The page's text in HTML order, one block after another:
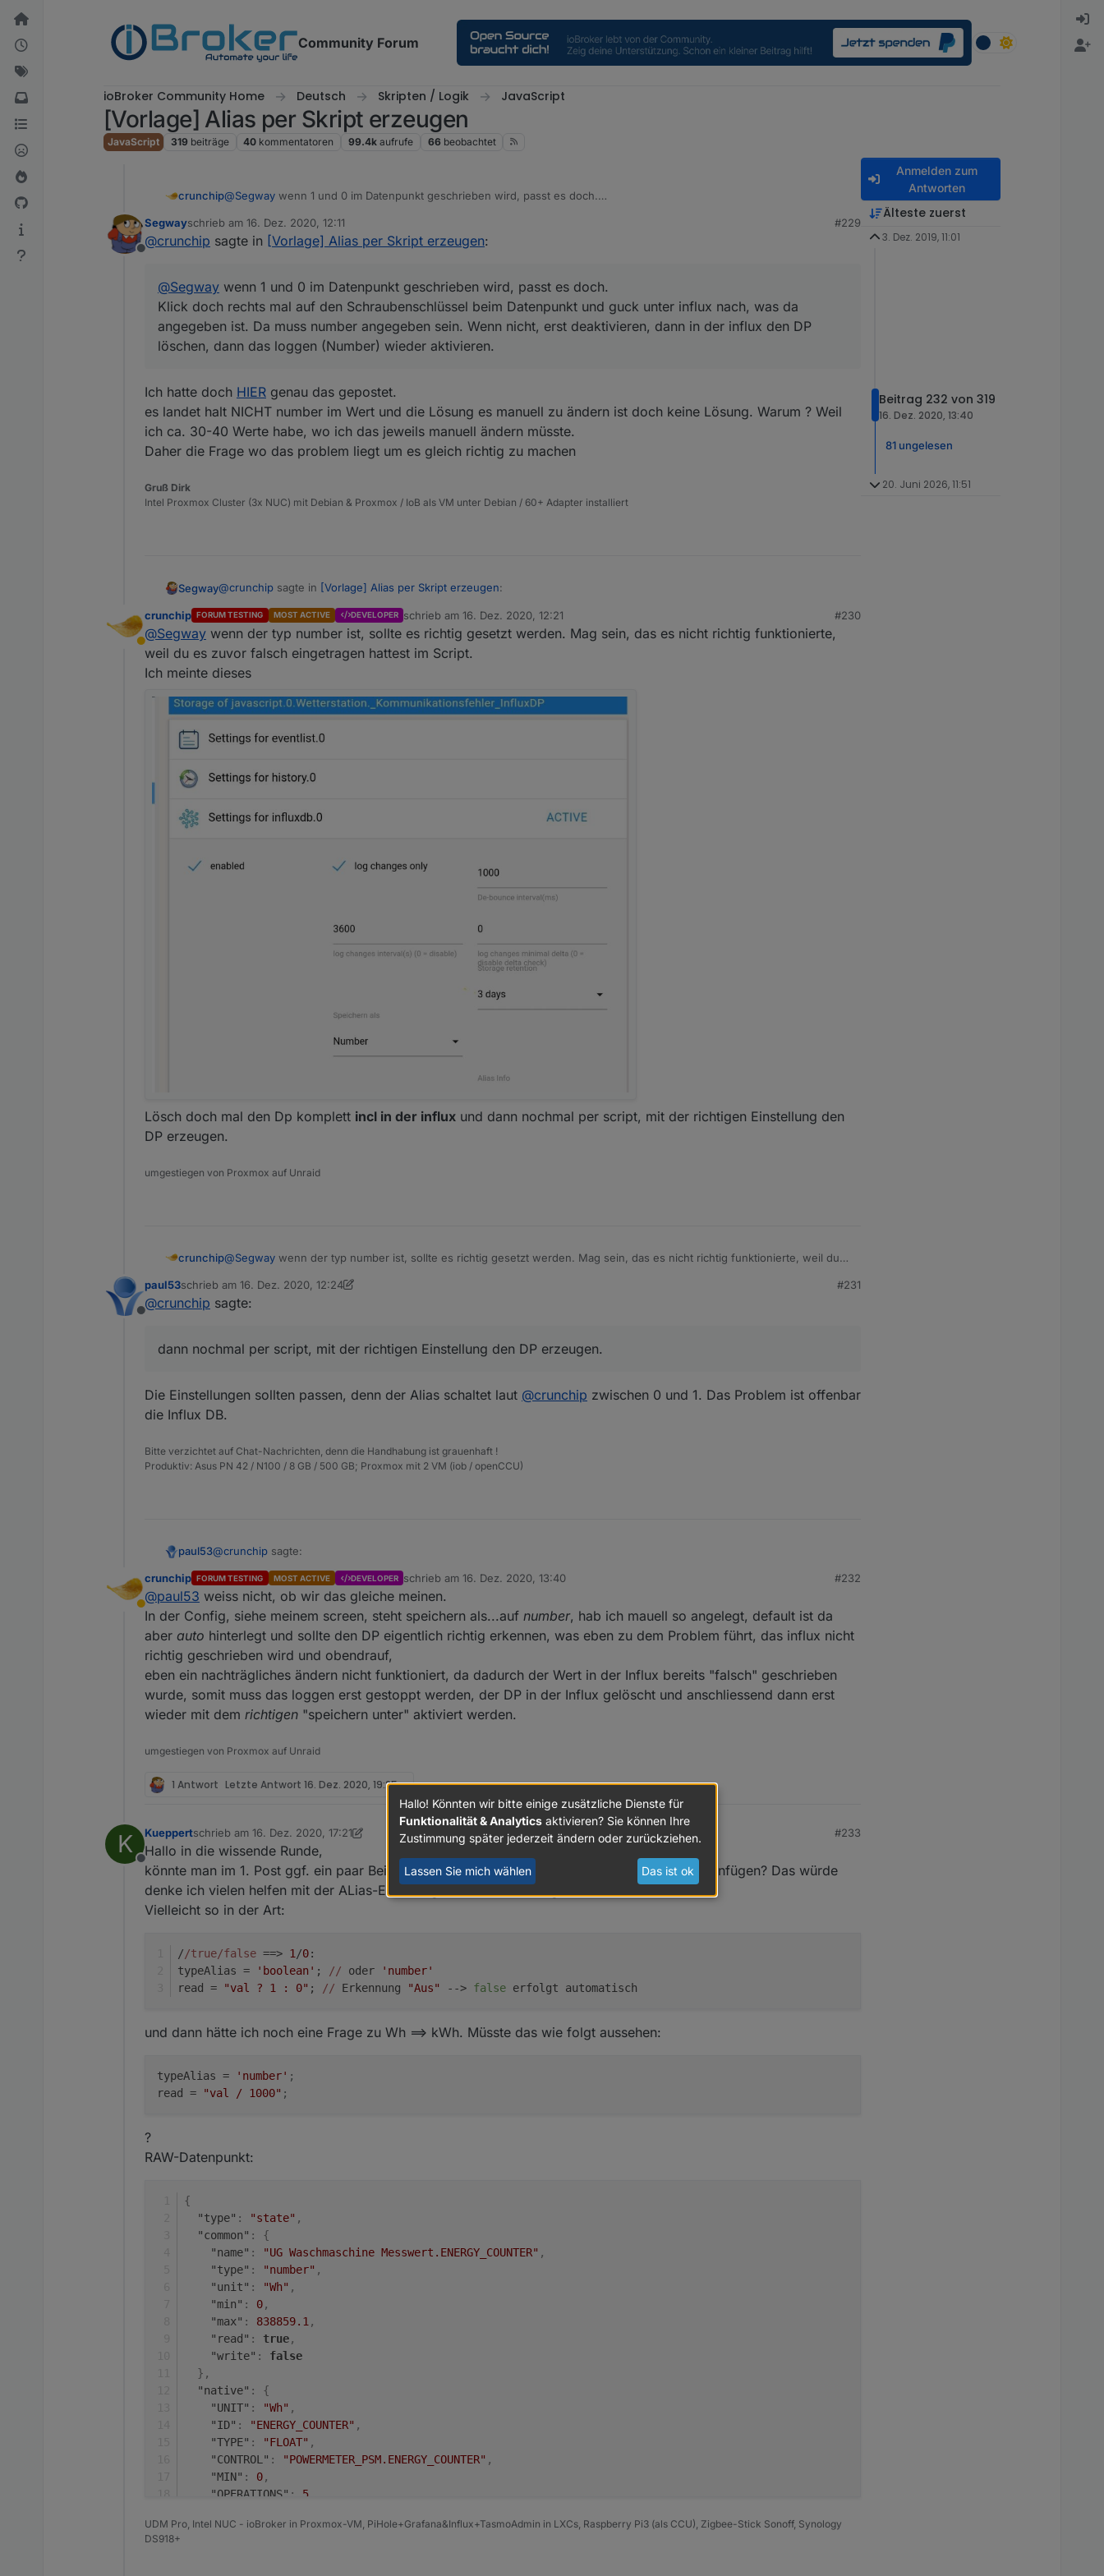
Weiter zum Inhalt
Community Forum
ioBroker Community Home Deutsch Skripten / Logik JavaScript
[Vorlage] Alias per Skript erzeugen
JavaScript 319 beiträge 40 kommentatoren 99.4k aufrufe 66 beobachtet
crunchip@Segway wenn 1 und 0 im Datenpunkt geschrieben wird, passt es doch.
muss number angegeben sein. Wenn nicht, erst deaktivieren, dann in der influx den DP löschen, dann das loggen
(Number) wieder aktivieren.
Offline
Segwayschrieb am 16. Dez. 2020, 12:11
zuletzt editiert von
#229
@crunchip sagte in [Vorlage] Alias per Skript erzeugen:
@Segway wenn 1 und 0 im Datenpunkt geschrieben wird, passt es doch.
Klick doch rechts mal auf den Schraubenschlüssel beim Datenpunkt und guck unter influx nach, was da
angegeben ist. Da muss number angegeben sein. Wenn nicht, erst deaktivieren, dann in der influx den DP
löschen, dann das loggen (Number) wieder aktivieren.
Ich hatte doch HIER genau das gepostet.
es landet halt NICHT number im Wert und die Lösung es manuell zu ändern ist doch keine Lösung. Warum ? Weil
ich ca. 30-40 Werte habe, wo ich das jeweils manuell ändern müsste.
Daher die Frage wo das problem liegt um es gleich richtig zu machen
Gruß Dirk
Intel Proxmox Cluster (3x NUC) mit Debian & Proxmox / IoB als VM unter Debian / 60+ Adapter installiert
Segway@crunchip sagte in [Vorlage] Alias per Skript erzeugen:
@ Segwaywenn 1 und 0 im Datenpunkt geschrieben wird, passt es doch.
Klick doch rechts mal auf den Schraubenschlüssel beim Datenpunkt und guck unter influx nach, was da angegeben
ist. Da muss number angegeben sein. Wenn nicht, erst deaktivieren, dann in der influx den DP löschen, dann das
loggen (Number) wieder aktivieren.
Ich hatte dochHIERgenau das gepostet.
es landet halt NICHT number im Wert und die Lösung es manuell zu ändern ist doch keine Lösung. Warum ? Weil ich ca. 30-
Daher die Frage wo das problem liegt um es gleich richtig zu machen
Abwesend
crunchip FORUM TESTING MOST ACTIVE DEVELOPER schrieb am 16. Dez. 2020, 12:21
zuletzt editiert von
#230
@Segway wenn der typ number ist, sollte es richtig gesetzt werden. Mag sein, das es nicht richtig funktionierte,
weil du es zuvor falsch eingetragen hattest im Script.
Ich meinte dieses
Lösch doch mal den Dp komplett incl in der influx und dann nochmal per script, mit der richtigen Einstellung den
DP erzeugen.
umgestiegen von Proxmox auf Unraid
crunchip@Segway wenn der typ number ist, sollte es richtig gesetzt werden. Mag sein, das es nicht richtig funktionierte, weil du
Ich meinte dieses
Lösch doch mal den Dp komplett incl in der influxund dann nochmal per script, mit der richtigen Einstellung den DP
Offline
paul53schrieb am 16. Dez. 2020, 12:24
zuletzt editiert von paul53
#231
@crunchip sagte:
dann nochmal per script, mit der richtigen Einstellung den DP erzeugen.
Die Einstellungen sollten passen, denn der Alias schaltet laut @crunchip zwischen 0 und 1. Das Problem ist offenbar
die Influx DB.
Bitte verzichtet auf Chat-Nachrichten, denn die Handhabung ist grauenhaft !
Produktiv: Asus PN 42 / N100 / 8 GB / 500 GB; Proxmox mit 2 VM (iob / openCCU)
paul53@crunchip sagte:
dann nochmal per script, mit der richtigen Einstellung den DP erzeugen.
Die Einstellungen sollten passen, denn der Alias schaltet laut@crunchip zwischen 0 und 1. Das Problem ist offenbar die
Influx DB.
Abwesend
crunchip FORUM TESTING MOST ACTIVE DEVELOPER schrieb am 16. Dez. 2020, 13:40
zuletzt editiert von
#232
@paul53 weiss nicht, ob wir das gleiche meinen.
In der Config, siehe meinem screen, steht speichern als...auf number, hab ich mauell so angelegt, default ist da
aber auto hinterlegt und sollte den DP eigentlich richtig erkennen, was eben zu dem Problem führt, das influx nicht
richtig geschrieben wird und obendrauf,
eben ein nachträgliches ändern nicht funktioniert, da dadurch der Wert in der Influx bereits "falsch" geschrieben
wurde, somit muss das loggen erst gestoppt werden, der DP in der Influx gelöscht und anschliessend dann erst
wieder mit dem richtigen "speichern unter" aktiviert werden.
umgestiegen von Proxmox auf Unraid
1 Antwort Letzte Antwort 16. Dez. 2020, 19:25
K
Offline
Kueppertschrieb am 16. Dez. 2020, 17:21
zuletzt editiert von Kueppert
#233
Hallo in die wissende Runde,
könnte man im 1. Post ggf. ein paar Beispiele für "Konvertierungen" oder "Umrechnungen" einfügen? Das würde
denke ich vielen helfen mit der ALias-Erstellung inkl. Konvertierung von DPs.
Vielleicht so in der Art:
//true/false ==> 1/0:
typeAlias =
'boolean' ; // oder
'number'
read =
"val ? 1 : 0" ; // Erkennung "Aus" --> false erfolgt automatisch
und dann hätte ich noch eine Frage zu Wh ==> kWh. Müsste das wie folgt aussehen:
typeAlias = 'number' ;
read
= "val / 1000" ;
?
RAW-Datenpunkt:
{
"type" : "state" ,
"common" :
{
"name" : "UG Waschmaschine Messwert.ENERGY_COUNTER" ,
"type" : "number" ,
"unit" : "Wh" ,
"min" : 0,
"max" : 838859.1,
"read" : true,
"write" :
false
} ,
"native" :
{
"UNIT" : "Wh" ,
"ID" : "ENERGY_COUNTER" ,
"TYPE" : "FLOAT" ,
"CONTROL" : "POWERMETER_PSM.ENERGY_COUNTER" ,
"MIN" : 0,
"OPERATIONS" : 5
"FLAGS": 1,
UDM Pro, Intel NUC - ioBroker in Proxmox-VM, PiHole+Grafana&Influx+TasmoAdmin in LXCs, Raspberry Pi3 (als CCU), Zigbee-Stick Sonoff, Synology
DS918+
Anmelden zum
Antworten
Älteste zuerst
3. Dez. 2019, 11:01
Beitrag 232 von 319
16. Dez. 2020, 13:40
81 ungelesen
20. Juni 2026, 11:51
Hallo! Könnten wir bitte einige zusätzliche Dienste für
Funktionalität & Analytics aktivieren? Sie können Ihre
Zustimmung später jederzeit ändern oder zurückziehen.
Lassen Sie mich wählen Das ist ok